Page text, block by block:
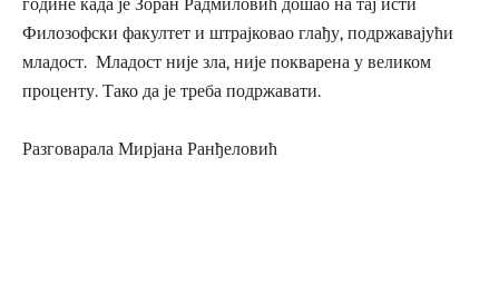
године када је Зоран Радмиловић дошао на тај исти
Филозофски факултет и штрајковао глађу, подржавајући
младост. Младост није зла, није покварена у великом
проценту. Тако да је треба подржавати.
Разговарала Мирјана Ранђеловић